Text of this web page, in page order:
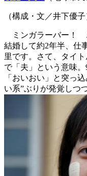
（構成・文／井下優子
ミンガラーバー！
結婚して約2年半、仕
里です。さて、タイ
で「夫」という意味
「おいおい」と突っ
い系”ぶりが発覚しつ